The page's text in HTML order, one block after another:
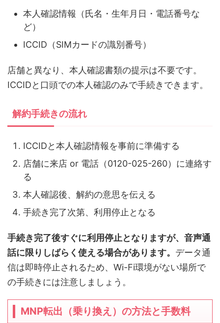
本人確認情報（氏名・生年月日・電話番号な
ど）
ICCID（SIMカードの識別番号）
店舗と異なり、本人確認書類の提示は不要です。
ICCIDと口頭での本人確認のみで手続きできます。
解約手続きの流れ
ICCIDと本人確認情報を事前に準備する
店舗に来店 or 電話（0120-025-260）に連絡す
る
本人確認後、解約の意思を伝える
手続き完了次第、利用停止となる
手続き完了後すぐに利用停止となりますが、音声通
話に限りしばらく使える場合があります。 データ通
信は即時停止されるため、Wi-Fi環境がない場所で
の手続きには注意しましょう。
MNP転出（乗り換え）の方法と手数料